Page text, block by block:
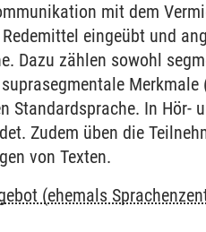
mit dem
eingeübt und
Dazu zählen sowohl
Merkmale
Standardsprache. In Hör-
Zudem üben die
von Texten.
(ehemals